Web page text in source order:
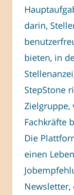
darin,
bieten, in
StepStone
Zielgruppe,
Fachkräfte
Die
einen
Newsletter,